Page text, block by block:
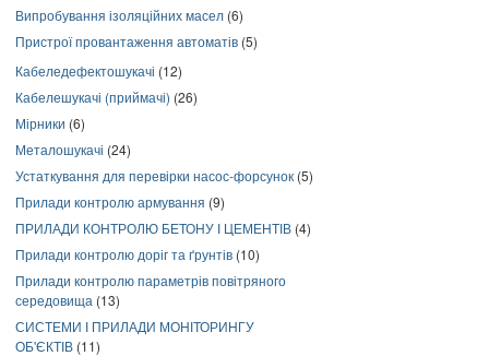
Випробування ізоляційних масел (6)
Пристрої провантаження автоматів (5)
Кабеледефектошукачі (12)
Кабелешукачі (приймачі) (26)
Мірники (6)
Металошукачі (24)
Устаткування для перевірки насос-форсунок (5)
Прилади контролю армування (9)
ПРИЛАДИ КОНТРОЛЮ БЕТОНУ І ЦЕМЕНТІВ (4)
Прилади контролю доріг та ґрунтів (10)
Прилади контролю параметрів повітряного
середовища (13)
СИСТЕМИ І ПРИЛАДИ МОНІТОРИНГУ
ОБ'ЄКТІВ (11)